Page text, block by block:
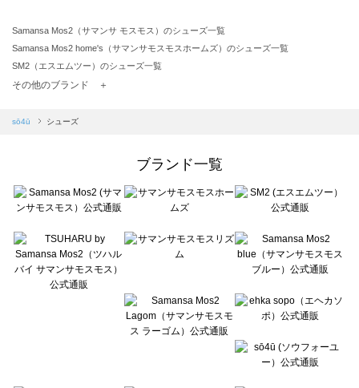
Samansa Mos2（サマンサ モスモス）のシューズ一覧
Samansa Mos2 home's（サマンサモスモスホームズ）のシューズ一覧
SM2（エスエムツー）のシューズ一覧
TSUHARU by Samansa Mos2（ツハルバイサマンサモスモス）のシューズ一覧
Samansa Mos2 blue（サマンサモスモス ブルー）のシューズ一覧
sō4ū（ソウフォーユー）のシューズ一覧
Te chichi（テチチ）のシューズ一覧
Te chichi CLASSIC（テチチ クラシック）のシューズ一覧
Lugnoncure（ルノンキュール）のシューズ一覧
BETTY'S BLUE（べティーズブルー）のシューズ一覧
Wpc.（ワールドパーティー）のシューズ一覧
その他のブランド ＋
sō4ū シューズ
ブランド一覧